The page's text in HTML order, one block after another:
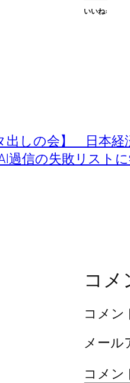
いいね:
出しの会】 日本経
AI過信の失敗リスト
コメ
コメン
メール
コメン